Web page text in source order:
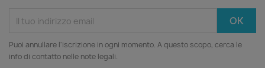
Puoi annullare l'iscrizione in ogni momento. A questo scopo, cerca le
info di contatto nelle note legali.